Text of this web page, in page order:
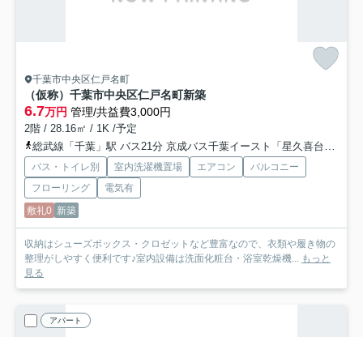
千葉市中央区仁戸名町
（仮称）千葉市中央区仁戸名町新築
6.7万円 管理/共益費3,000円
2階 / 28.16㎡ / 1K /予定
総武線「千葉」駅 バス21分 京成バス千葉イースト「星久喜台」 停歩4分
バス・トイレ別 室内洗濯機置場 エアコン
バルコニー
フローリング
電気有
敷礼0 新築
収納はシューズボックス・クロゼットなど豊富なので、衣類や履き物の
整理がしやすく便利です♪室内設備は洗面化粧台・浴室乾燥機...
もっと
見る
アパート